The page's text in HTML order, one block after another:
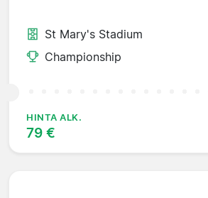
St Mary's Stadium
Championship
HINTA ALK.
79 €